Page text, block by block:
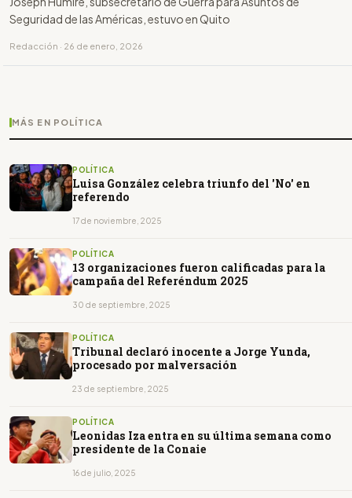
Seguridad de las Américas, estuvo en Quito
Redacción · 26 de enero, 2026
MÁS EN POLÍTICA
POLÍTICA
Luisa González celebra triunfo del 'No' en
referendo
17 de noviembre, 2025
POLÍTICA
13 organizaciones fueron calificadas para la
campaña del Referéndum 2025
30 de septiembre, 2025
POLÍTICA
Tribunal declaró inocente a Jorge Yunda,
procesado por malversación
23 de septiembre, 2025
POLÍTICA
Leonidas Iza entra en su última semana como
presidente de la Conaie
16 de julio, 2025